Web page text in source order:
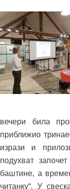
вечери била
приближио
изрази и
подухват
баштине, а
читанку“. У